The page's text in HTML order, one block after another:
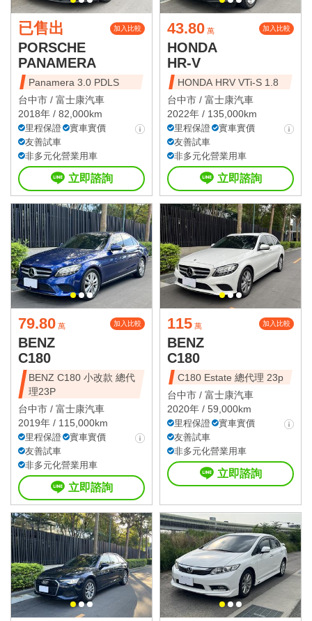
已售出 加入比較
PORSCHE
PANAMERA
Panamera 3.0 PDLS
台中市 / 富士康汽車
2018年 / 82,000km
里程保證
實車實價
友善試車
非多元化營業用車
立即諮詢
43.80 萬 加入比較
HONDA
HR-V
HONDA HRV VTi-S 1.8
台中市 / 富士康汽車
2022年 / 135,000km
里程保證
實車實價
友善試車
非多元化營業用車
立即諮詢
79.80 萬 加入比較
BENZ
C180
BENZ C180 小改款 總代
理23P
台中市 / 富士康汽車
2019年 / 115,000km
里程保證
實車實價
友善試車
非多元化營業用車
立即諮詢
115 萬 加入比較
BENZ
C180
C180 Estate 總代理 23p
台中市 / 富士康汽車
2020年 / 59,000km
里程保證
實車實價
友善試車
非多元化營業用車
立即諮詢